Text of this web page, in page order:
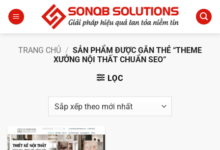
qua
TRANG CHỦ / SẢN PHẨM ĐƯỢC GẮN THẺ “THEME
XƯỞNG NỘI THẤT CHUẨN SEO”
LỌC